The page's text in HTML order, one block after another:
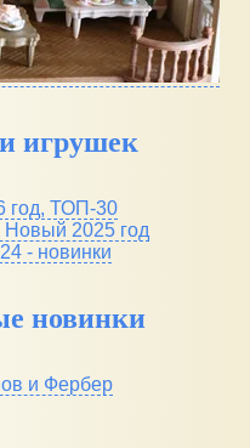
игрушек
год, ТОП-30
Новый 2025 год
- новинки
новинки
и Фербер